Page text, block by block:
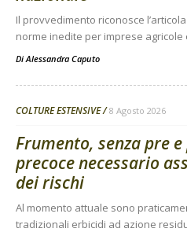
Il provvedimento riconosce
norme inedite per imprese agricole
Di Alessandra Caputo
COLTURE ESTENSIVE 8 Agosto 2026
Frumento, senza pre
precoce necessario
dei rischi
Al momento attuale sono
tradizionali erbicidi ad azione